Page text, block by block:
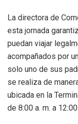
La directora de
esta jornada
puedan viajar
acompañados por
solo uno de sus
se realiza de
ubicada en la
de 8:00 a. m. a